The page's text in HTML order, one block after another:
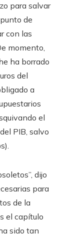
para salvar
de
con las
momento,
ha borrado
del
a
el
PIB, salvo
dijo
para
de la
el capítulo
sido tan